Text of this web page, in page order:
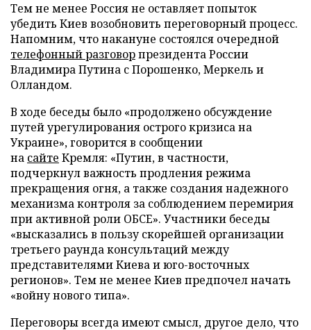
Тем не менее Россия не оставляет попыток
убедить Киев возобновить переговорный процесс.
Напомним, что накануне состоялся очередной
телефонный разговорпрезидента России
Владимира Путина с Порошенко, Меркель и
Олландом.
В ходе беседы было «продолжено обсуждение
путей урегулирования острого кризиса на
Украине», говорится в сообщении
на сайте Кремля: «Путин, в частности,
подчеркнул важность продления режима
прекращения огня, а также создания надежного
механизма контроля за соблюдением перемирия
при активной роли ОБСЕ». Участники беседы
«высказались в пользу скорейшей организации
третьего раунда консультаций между
представителями Киева и юго-восточных
регионов». Тем не менее Киев предпочел начать
«войну нового типа».
Переговоры всегда имеют смысл, другое дело, что